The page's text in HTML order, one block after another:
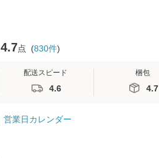
4.7点 (830件)
配送スピード
4.6
梱包
4.7
営業日カレンダー